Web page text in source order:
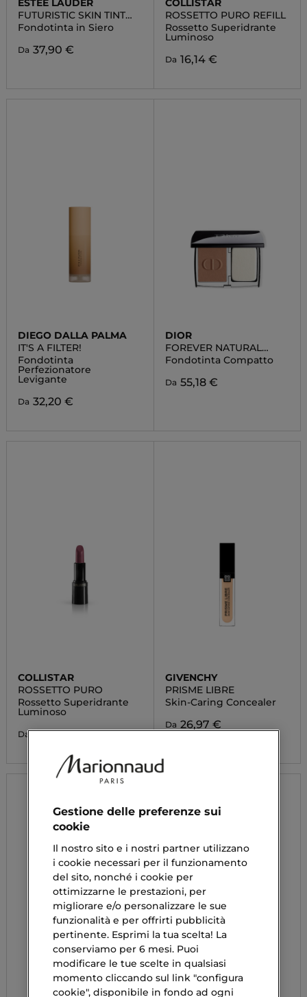
ESTÉE LAUDER
FUTURISTIC SKIN TINT
SERUM
Fondotinta in Siero
Da 37,90 €
COLLISTAR
ROSSETTO PURO REFILL
Rossetto Superidrante
Luminoso
Da 16,14 €
DIEGO DALLA PALMA
IT'S A FILTER!
Fondotinta
Perfezionatore
Levigante
Da 32,20 €
DIOR
FOREVER NATURAL
VELVET
Fondotinta Compatto
Da 55,18 €
COLLISTAR
ROSSETTO PURO
Rossetto Superidrante
Luminoso
Da 22,33 €
GIVENCHY
PRISME LIBRE
Skin-Caring Concealer
Da 26,97 €
Gestione delle preferenze sui
cookie
Il nostro sito e i nostri partner utilizzano
i cookie necessari per il funzionamento
del sito, nonché i cookie per
ottimizzarne le prestazioni, per
migliorare e/o personalizzare le sue
funzionalità e per offrirti pubblicità
pertinente. Esprimi la tua scelta! La
conserviamo per 6 mesi. Puoi
modificare le tue scelte in qualsiasi
momento cliccando sul link "configura
cookie", disponibile in fondo ad ogni